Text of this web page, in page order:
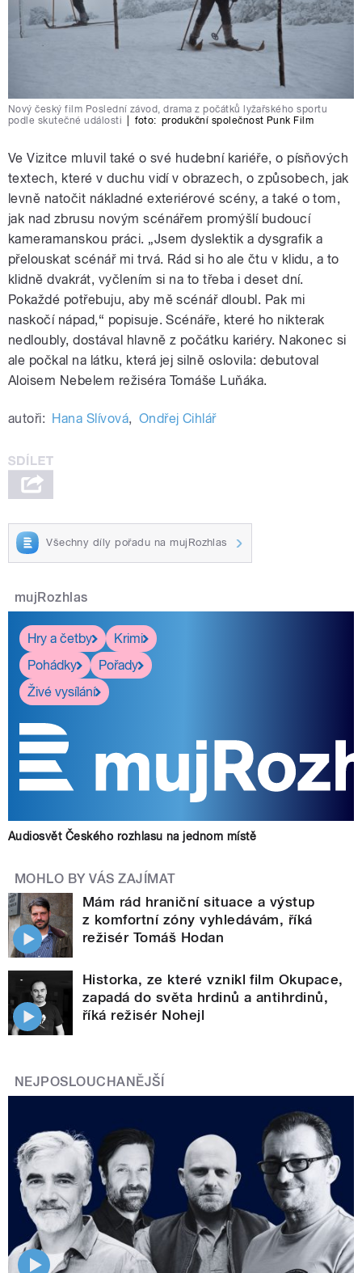
Nový český film Poslední závod, drama z počátků lyžařského sportu
podle skutečné události
foto: produkční společnost Punk Film
Ve Vizitce mluvil také o své hudební kariéře, o písňových
textech, které v duchu vidí v obrazech, o způsobech, jak
levně natočit nákladné exteriérové scény, a také o tom,
jak nad zbrusu novým scénářem promýšlí budoucí
kameramanskou práci. „Jsem dyslektik a dysgrafik a
přelouskat scénář mi trvá. Rád si ho ale čtu v klidu, a to
klidně dvakrát, vyčlením si na to třeba i deset dní.
Pokaždé potřebuju, aby mě scénář dloubl. Pak mi
naskočí nápad,“ popisuje. Scénáře, které ho nikterak
nedloubly, dostával hlavně z počátku kariéry. Nakonec si
ale počkal na látku, která jej silně oslovila: debutoval
Aloisem Nebelem režiséra Tomáše Luňáka.
autoři: Hana Slívová, Ondřej Cihlář
Všechny díly pořadu na mujRozhlas
mujRozhlas
Hry a četby
Krimi
Pohádky
Pořady
Živé vysílání
Audiosvět Českého rozhlasu na jednom místě
MOHLO BY VÁS ZAJÍMAT
Mám rád hraniční situace a výstup
z komfortní zóny vyhledávám, říká
režisér Tomáš Hodan
Historka, ze které vznikl film Okupace,
zapadá do světa hrdinů a antihrdinů,
říká režisér Nohejl
NEJPOSLOUCHANĚJŠÍ